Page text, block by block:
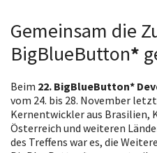
Gemeinsam die
BigBlueButton*
Beim 22. BigBlueButton*
vom 24. bis 28. November
Kernentwickler aus Brasilien,
Österreich und weiteren
des Treffens war es, die